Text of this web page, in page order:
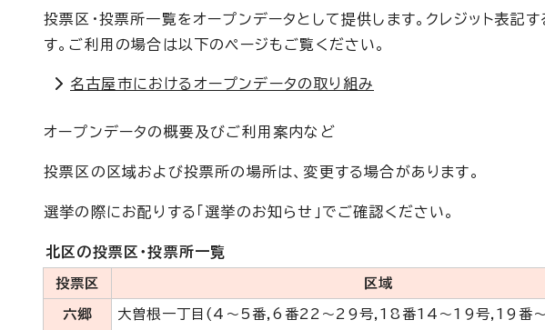
投票区・投票所一覧をオープンデータとして提供します。クレジット表記
す。ご利用の場合は以下のページもご覧ください。
名古屋市におけるオープンデータの取り組み
オープンデータの概要及びご利用案内など
投票区の区域および投票所の場所は、変更する場合があります。
選挙の際にお配りする「選挙のお知らせ」でご確認ください。
北区の投票区・投票所一覧
投票区 区域
六郷
大曽根一丁目(4～5番,6番22～29号,18番14～19号,19番